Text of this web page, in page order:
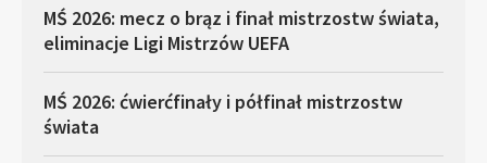
MŚ 2026: mecz o brąz i finał mistrzostw świata,
eliminacje Ligi Mistrzów UEFA
MŚ 2026: ćwierćfinały i półfinał mistrzostw
świata